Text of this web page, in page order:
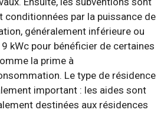
conditionnées par la puissance de
généralement inférieure ou
9 kWc pour bénéficier de certaines
la prime à
Le type de résidence
important : les aides sont
destinées aux résidences